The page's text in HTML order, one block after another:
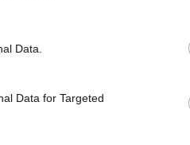
Data.
Data for Targeted
στην ΕΤΒΑ για